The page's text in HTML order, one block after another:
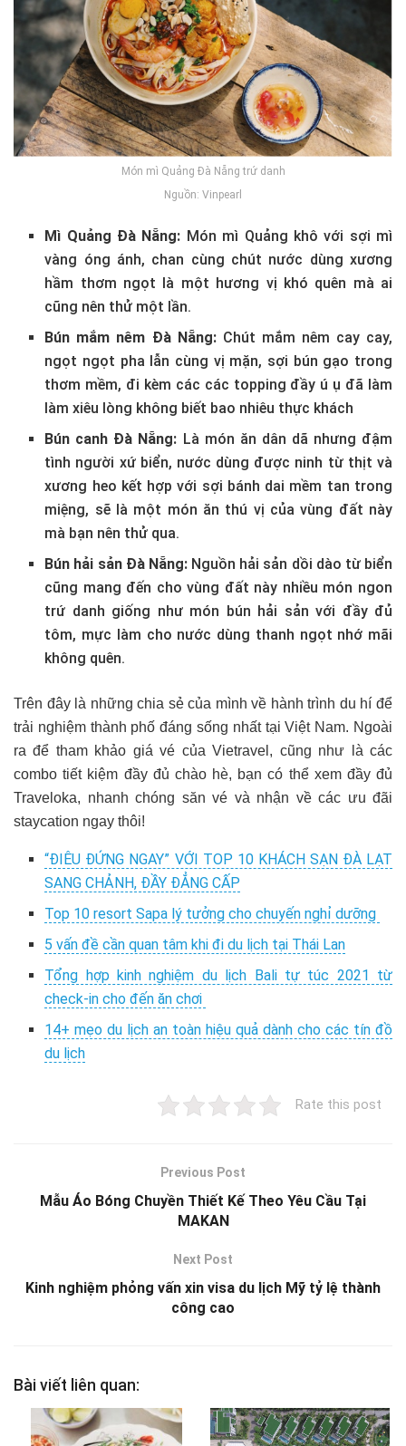
Món mì Quảng Đà Nẵng trứ danh
Nguồn: Vinpearl
Mì Quảng Đà Nẵng: Món mì Quảng khô với sợi mì
vàng óng ánh, chan cùng chút nước dùng xương
hầm thơm ngọt là một hương vị khó quên mà ai
cũng nên thử một lần.
Bún mắm nêm Đà Nẵng: Chút mắm nêm cay cay,
ngọt ngọt pha lẫn cùng vị mặn, sợi bún gạo trong
thơm mềm, đi kèm các các topping đầy ú ụ đã làm
làm xiêu lòng không biết bao nhiêu thực khách
Bún canh Đà Nẵng: Là món ăn dân dã nhưng đậm
tình người xứ biển, nước dùng được ninh từ thịt và
xương heo kết hợp với sợi bánh dai mềm tan trong
miệng, sẽ là một món ăn thú vị của vùng đất này
mà bạn nên thử qua.
Bún hải sản Đà Nẵng:Nguồn hải sản dồi dào từ biển
cũng mang đến cho vùng đất này nhiều món ngon
trứ danh giống như món bún hải sản với đầy đủ
tôm, mực làm cho nước dùng thanh ngọt nhớ mãi
không quên.
Trên đây là những chia sẻ của mình về hành trình du hí để
trải nghiệm thành phố đáng sống nhất tại Việt Nam. Ngoài
ra để tham khảo giá vé của Vietravel, cũng như là các
combo tiết kiệm đầy đủ chào hè, bạn có thể xem đầy đủ
Traveloka, nhanh chóng săn vé và nhận về các ưu đãi
staycation ngay thôi!
“ĐIÊU ĐỨNG NGAY” VỚI TOP 10 KHÁCH SẠN ĐÀ LẠT
SANG CHẢNH, ĐẦY ĐẲNG CẤP
Top 10 resort Sapa lý tưởng cho chuyến nghỉ dưỡng
5 vấn đề cần quan tâm khi đi du lịch tại Thái Lan
Tổng hợp kinh nghiệm du lịch Bali tự túc 2021 từ
check-in cho đến ăn chơi
14+ mẹo du lịch an toàn hiệu quả dành cho các tín đồ
du lịch
Rate this post
Previous Post
Mẫu Áo Bóng Chuyền Thiết Kế Theo Yêu Cầu Tại
MAKAN
Next Post
Kinh nghiệm phỏng vấn xin visa du lịch Mỹ tỷ lệ thành
công cao
Bài viết liên quan: